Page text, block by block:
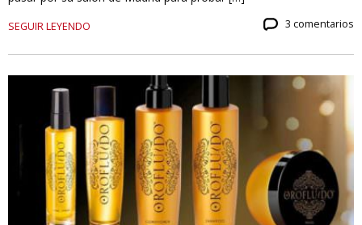
SEGUIR LEYENDO 3 comentarios